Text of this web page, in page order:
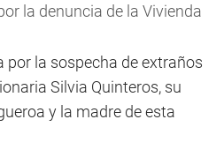
la denuncia de la Vivienda
por la sospecha de extraños
Silvia Quinteros, su
y la madre de esta